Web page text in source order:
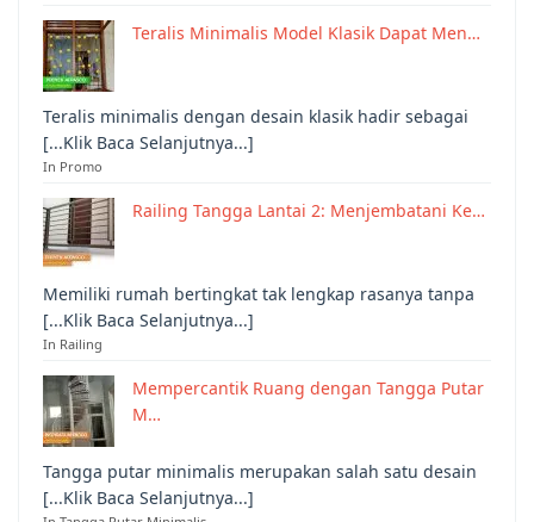
Teralis Minimalis Model Klasik Dapat Men…
Teralis minimalis dengan desain klasik hadir sebagai
[...Klik Baca Selanjutnya...]
In Promo
Railing Tangga Lantai 2: Menjembatani Ke…
Memiliki rumah bertingkat tak lengkap rasanya tanpa
[...Klik Baca Selanjutnya...]
In Railing
Mempercantik Ruang dengan Tangga Putar
M…
Tangga putar minimalis merupakan salah satu desain
[...Klik Baca Selanjutnya...]